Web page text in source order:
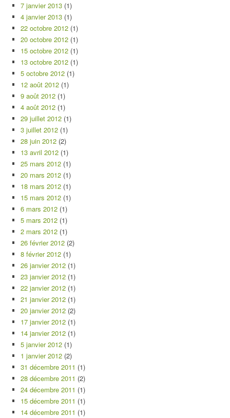
7 janvier 2013 (1)
4 janvier 2013 (1)
22 octobre 2012 (1)
20 octobre 2012 (1)
15 octobre 2012 (1)
13 octobre 2012 (1)
5 octobre 2012 (1)
12 août 2012 (1)
9 août 2012 (1)
4 août 2012 (1)
29 juillet 2012 (1)
3 juillet 2012 (1)
28 juin 2012 (2)
13 avril 2012 (1)
25 mars 2012 (1)
20 mars 2012 (1)
18 mars 2012 (1)
15 mars 2012 (1)
6 mars 2012 (1)
5 mars 2012 (1)
2 mars 2012 (1)
26 février 2012 (2)
8 février 2012 (1)
26 janvier 2012 (1)
23 janvier 2012 (1)
22 janvier 2012 (1)
21 janvier 2012 (1)
20 janvier 2012 (2)
17 janvier 2012 (1)
14 janvier 2012 (1)
5 janvier 2012 (1)
1 janvier 2012 (2)
31 décembre 2011 (1)
28 décembre 2011 (2)
24 décembre 2011 (1)
15 décembre 2011 (1)
14 décembre 2011 (1)